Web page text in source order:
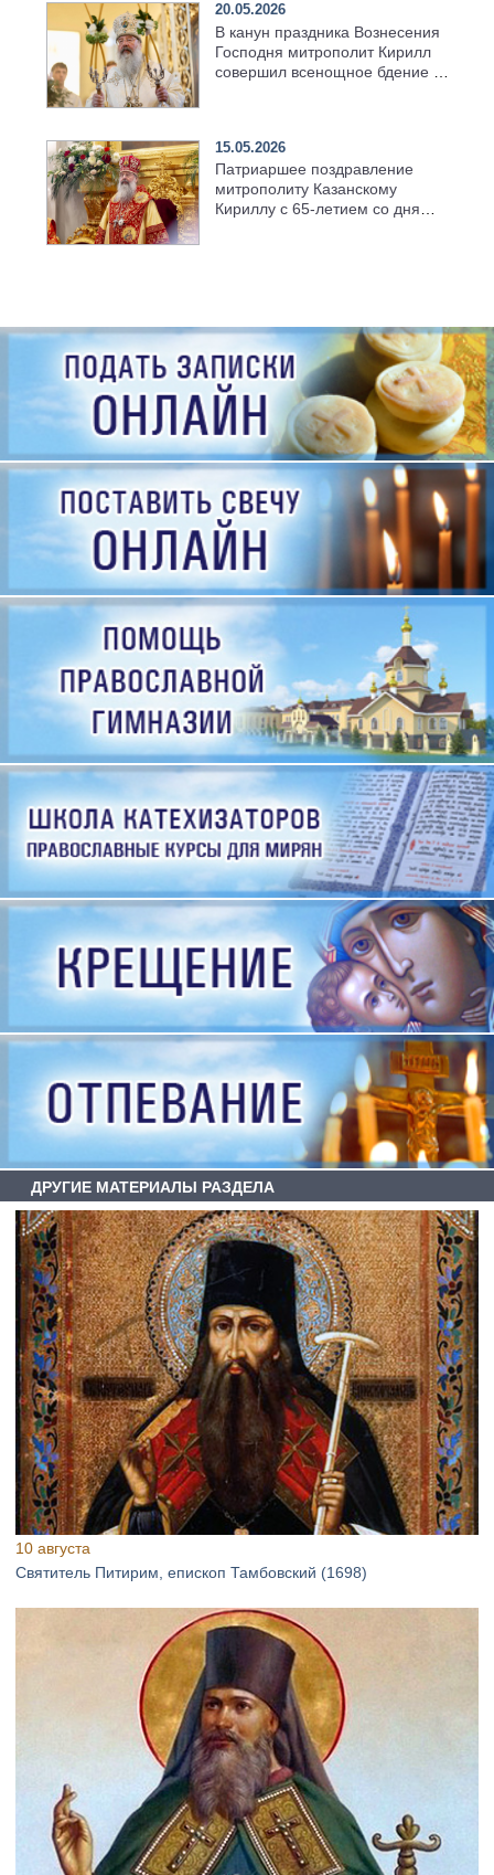
20.05.2026
В канун праздника Вознесения
Господня митрополит Кирилл
совершил всенощное бдение в
15.05.2026
Патриаршее поздравление
митрополиту Казанскому
Кириллу с 65-летием со дня
ДРУГИЕ МАТЕРИАЛЫ РАЗДЕЛА
10 августа
Святитель Питирим, епископ Тамбовский (1698)